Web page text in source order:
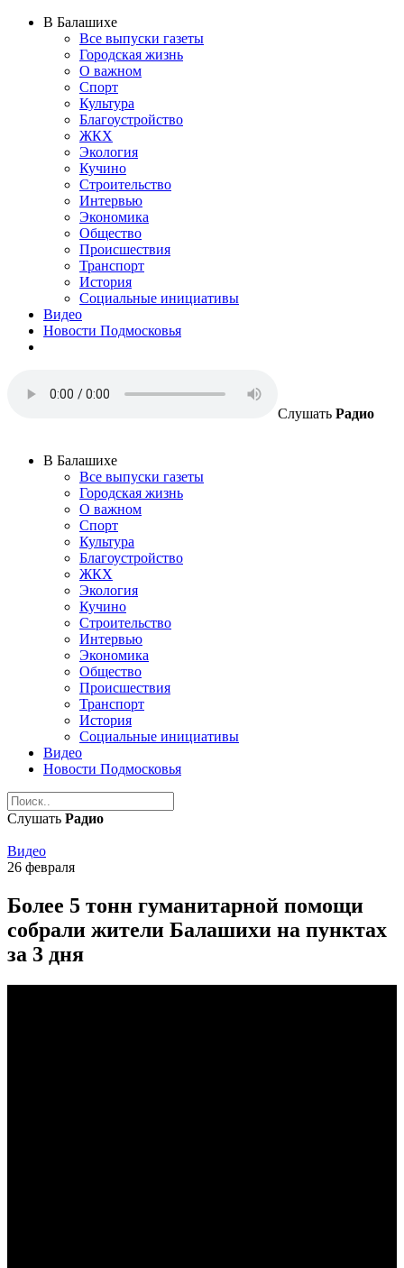
В Балашихе
Все выпуски газеты
Городская жизнь
О важном
Спорт
Культура
Благоустройство
ЖКХ
Экология
Кучино
Строительство
Интервью
Экономика
Общество
Происшествия
Транспорт
История
Социальные инициативы
Видео
Новости Подмосковья
Слушать Радио
В Балашихе
Все выпуски газеты
Городская жизнь
О важном
Спорт
Культура
Благоустройство
ЖКХ
Экология
Кучино
Строительство
Интервью
Экономика
Общество
Происшествия
Транспорт
История
Социальные инициативы
Видео
Новости Подмосковья
Слушать Радио
Видео
26 февраля
Более 5 тонн гуманитарной помощи
собрали жители Балашихи на пунктах
за 3 дня